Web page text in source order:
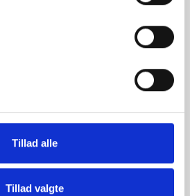
Tillad alle
Tillad valgte